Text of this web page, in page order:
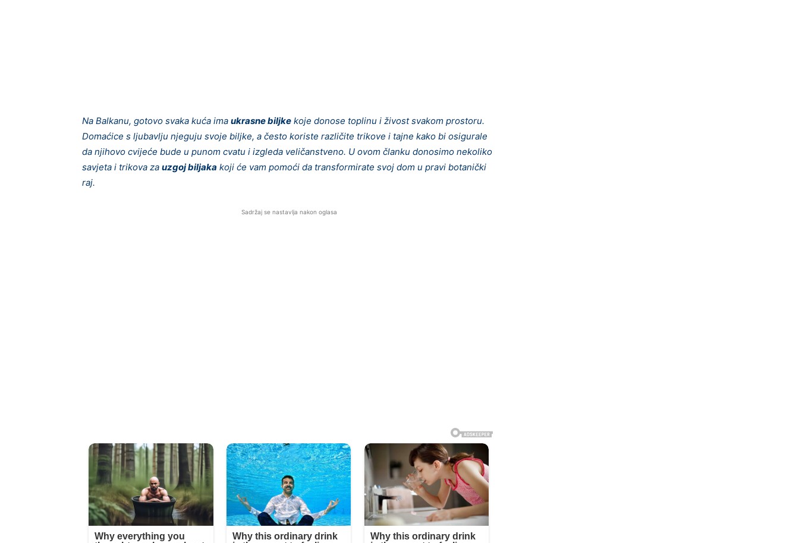
Na Balkanu, gotovo svaka kuća ima ukrasne biljke koje donose toplinu i živost svakom prostoru.
Domaćice s ljubavlju njeguju svoje biljke, a često koriste različite trikove i tajne kako bi osigurale
da njihovo cvijeće bude u punom cvatu i izgleda veličanstveno. U ovom članku donosimo nekoliko
savjeta i trikova za uzgoj biljaka koji će vam pomoći da transformirate svoj dom u pravi botanički
raj.
Sadržaj se nastavlja nakon oglasa